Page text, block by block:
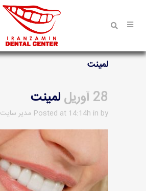
لمینت
28 آوریل لمینت
Posted at 14:14h in by مدیر سایت